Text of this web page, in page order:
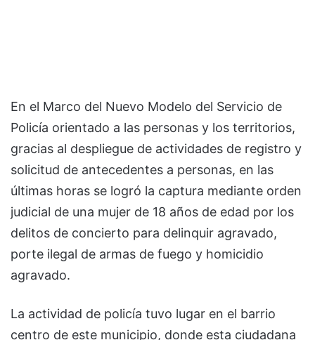
En el Marco del Nuevo Modelo del Servicio de
Policía orientado a las personas y los territorios,
gracias al despliegue de actividades de registro y
solicitud de antecedentes a personas, en las
últimas horas se logró la captura mediante orden
judicial de una mujer de 18 años de edad por los
delitos de concierto para delinquir agravado,
porte ilegal de armas de fuego y homicidio
agravado.
La actividad de policía tuvo lugar en el barrio
centro de este municipio, donde esta ciudadana